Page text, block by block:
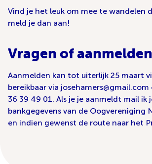
Vind je het leuk om mee te wandelen
meld je dan aan!
Vragen of
Aanmelden kan tot uiterlijk 25 maart
bereikbaar via
36 39 49 01. Als je je aanmeldt mail ik
bankgegevens van de Oogvereniging
en indien gewenst de route naar het